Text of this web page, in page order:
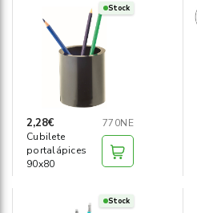
Stock
2,28€
770NE
Cubilete
portalápices
90x80
Stock